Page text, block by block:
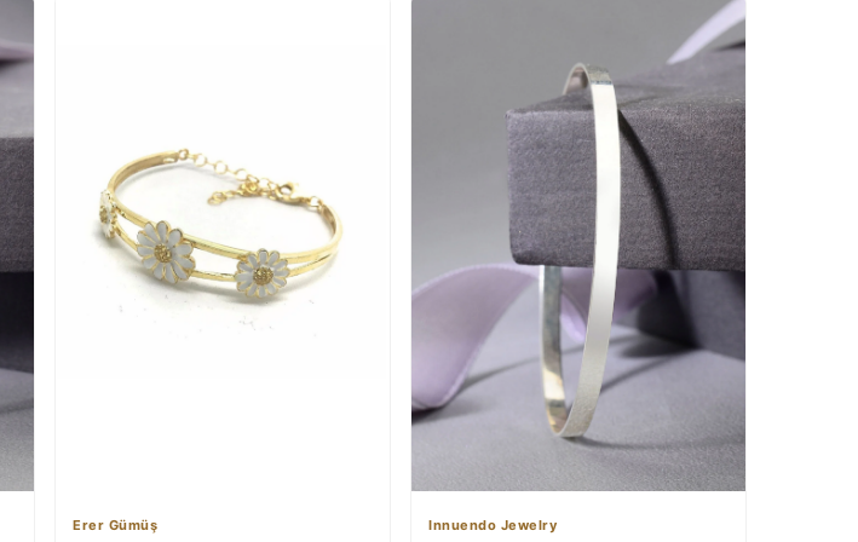
Erer Gümüş Innuendo Jewelry